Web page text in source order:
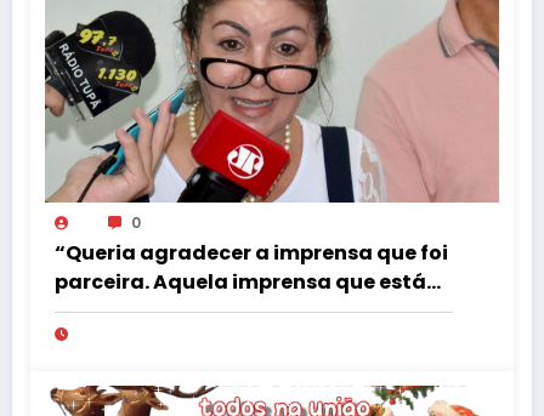
0
“Queria agradecer a imprensa que foi
parceira. Aquela imprensa que está
preocupada realmente em informar.”
Frase de despedida da ex-secretária
Rosin…